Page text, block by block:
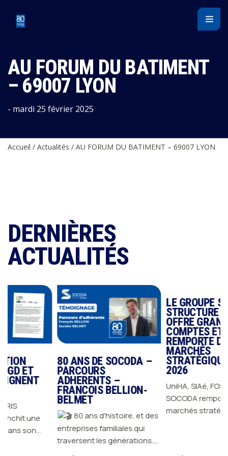
AU FORUM DU BATIMENT
– 69007 LYON
- mardi 25 février 2025
Accueil / Actualités / AU FORUM DU BATIMENT – 69007 LYON
DERNIÈRES
ACTUALITÉS
80 ANS DE SOCODA –
PARCOURS
ADHERENTS –
FRANCOIS BELLION-
BELMET
80 ans d'histoire, et des
entreprises familiales qui
traversent les générations.
Depuis 1946, GROUPE
LE GROUPE SOCODA
STRUCTURE SON
OFFRE GRANDS
COMPTES ET
REMPORTE DES
MARCHÉS
STRATÉGIQUES EN
UniHA, SIAé, FOSELEV…
SOCODA remporte des
marchés stratégiques en
capacité à répondre aux